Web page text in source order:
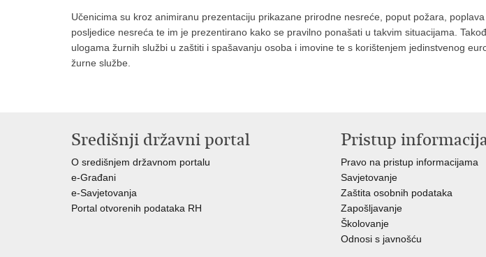
Učenicima su kroz animiranu prezentaciju prikazane prirodne nesreće, poput požara,
posljedice nesreća te im je prezentirano kako se pravilno ponašati u takvim situacijama.
ulogama žurnih službi u zaštiti i spašavanju osoba i imovine te s korištenjem jedinstvenog
žurne službe.
Središnji državni portal
O središnjem državnom portalu
e-Građani
e-Savjetovanja
Portal otvorenih podataka RH
Pristup
Pravo na pristup informacijama
Savjetovanje
Zaštita osobnih podataka
Zapošljavanje
Školovanje
Odnosi s javnošću